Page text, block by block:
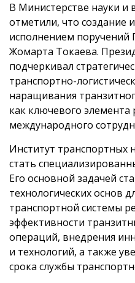
В Министерстве науки и
отметили, что создание
исполнением поручений
Жомарта Токаева.
подчеркивал
транспортно-
наращивания
как ключевого элемента
международного
Институт транспортных
стать
Его основной задачей
технологических основ
транспортной системы
эффективности
операций, внедрения
и технологий, а также
срока службы